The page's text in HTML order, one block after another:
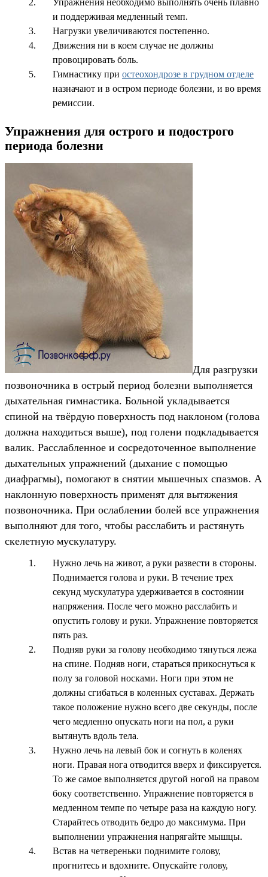
Упражнения необходимо выполнять очень плавно
и поддерживая медленный темп.
Нагрузки увеличиваются постепенно.
Движения ни в коем случае не должны
провоцировать боль.
Гимнастику при остеохондрозе в грудном отделе
назначают и в остром периоде болезни, и во время
ремиссии.
Упражнения для острого и подострого
периода болезни
Для разгрузки
позвоночника в острый период болезни выполняется
дыхательная гимнастика. Больной укладывается
спиной на твёрдую поверхность под наклоном (голова
должна находиться выше), под голени подкладывается
валик. Расслабленное и сосредоточенное выполнение
дыхательных упражнений (дыхание с помощью
диафрагмы), помогают в снятии мышечных спазмов. А
наклонную поверхность применят для вытяжения
позвоночника. При ослаблении болей все упражнения
выполняют для того, чтобы расслабить и растянуть
скелетную мускулатуру.
Нужно лечь на живот, а руки развести в стороны.
Поднимается голова и руки. В течение трех
секунд мускулатура удерживается в состоянии
напряжения. После чего можно расслабить и
опустить голову и руки. Упражнение повторяется
пять раз.
Подняв руки за голову необходимо тянуться лежа
на спине. Подняв ноги, стараться прикоснуться к
полу за головой носками. Ноги при этом не
должны сгибаться в коленных суставах. Держать
такое положение нужно всего две секунды, после
чего медленно опускать ноги на пол, а руки
вытянуть вдоль тела.
Нужно лечь на левый бок и согнуть в коленях
ноги. Правая нога отводится вверх и фиксируется.
То же самое выполняется другой ногой на правом
боку соответственно. Упражнение повторяется в
медленном темпе по четыре раза на каждую ногу.
Старайтесь отводить бедро до максимума. При
выполнении упражнения напрягайте мышцы.
Встав на четвереньки поднимите голову,
прогнитесь и вдохните. Опускайте голову,